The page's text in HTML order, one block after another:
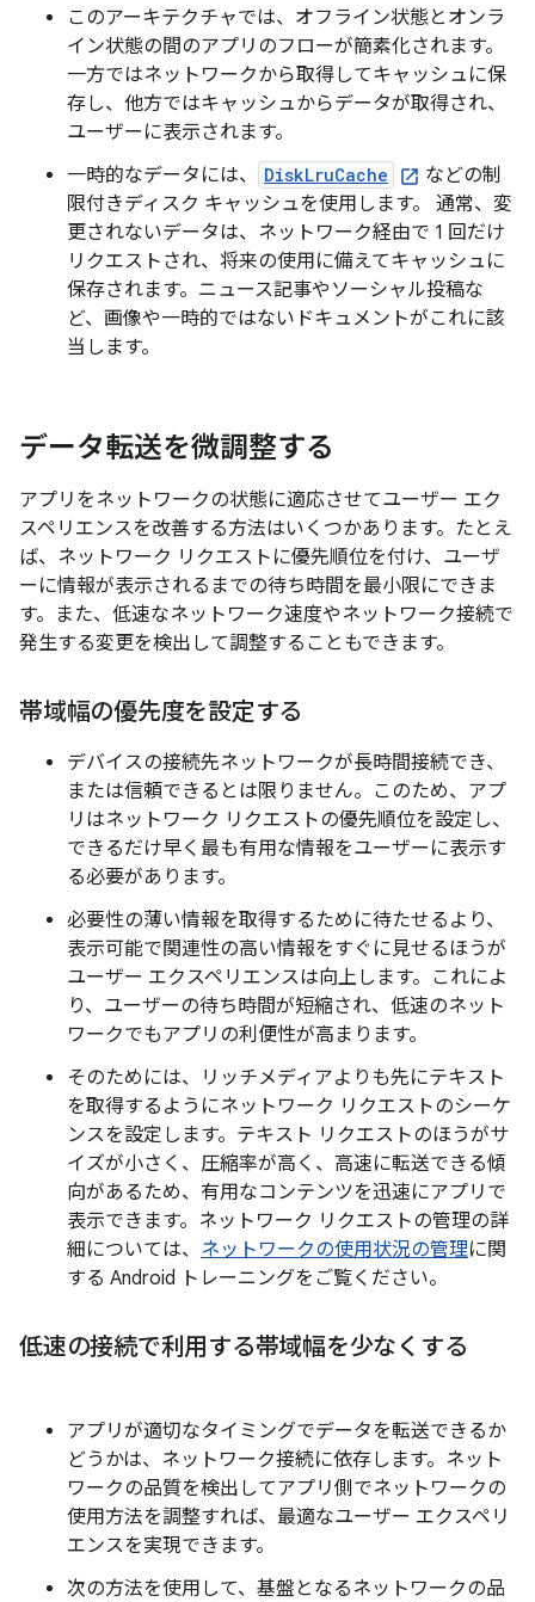
このアーキテクチャでは、オフライン状態とオンラ
イン状態の間のアプリのフローが簡素化されます。
一方ではネットワークから取得してキャッシュに保
存し、他方ではキャッシュからデータが取得され、
ユーザーに表示されます。
一時的なデータには、
DiskLruCache
などの制
限付きディスク キャッシュを使用します。 通常、変
更されないデータは、ネットワーク経由で 1 回だけ
リクエストされ、将来の使用に備えてキャッシュに
保存されます。ニュース記事やソーシャル投稿な
ど、画像や一時的ではないドキュメントがこれに該
当します。
データ転送を微調整する
アプリをネットワークの状態に適応させてユーザー エク
スペリエンスを改善する方法はいくつかあります。たとえ
ば、ネットワーク リクエストに優先順位を付け、ユーザ
ーに情報が表示されるまでの待ち時間を最小限にできま
す。また、低速なネットワーク速度やネットワーク接続で
発生する変更を検出して調整することもできます。
帯域幅の優先度を設定する
デバイスの接続先ネットワークが長時間接続でき、
または信頼できるとは限りません。このため、アプ
リはネットワーク リクエストの優先順位を設定し、
できるだけ早く最も有用な情報をユーザーに表示す
る必要があります。
必要性の薄い情報を取得するために待たせるより、
表示可能で関連性の高い情報をすぐに見せるほうが
ユーザー エクスペリエンスは向上します。これによ
り、ユーザーの待ち時間が短縮され、低速のネット
ワークでもアプリの利便性が高まります。
そのためには、リッチメディアよりも先にテキスト
を取得するようにネットワーク リクエストのシーケ
ンスを設定します。テキスト リクエストのほうがサ
イズが小さく、圧縮率が高く、高速に転送できる傾
向があるため、有用なコンテンツを迅速にアプリで
表示できます。ネットワーク リクエストの管理の詳
細については、 ネットワークの使用状況の管理に関
する Android トレーニングをご覧ください。
低速の接続で利用する帯域幅を少なくする
アプリが適切なタイミングでデータを転送できるか
どうかは、ネットワーク接続に依存します。ネット
ワークの品質を検出してアプリ側でネットワークの
使用方法を調整すれば、最適なユーザー エクスペリ
エンスを実現できます。
次の方法を使用して、基盤となるネットワークの品